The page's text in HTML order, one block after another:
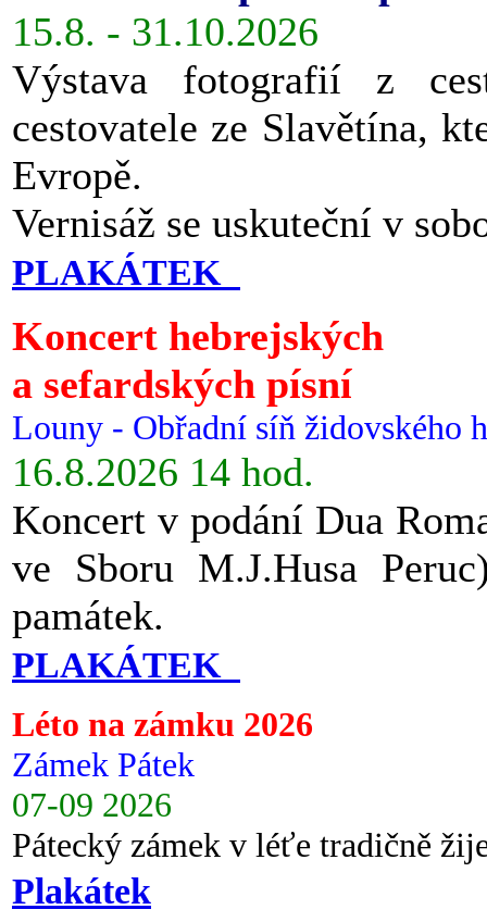
15.8. - 31.10.2026
Výstava fotografií z
cestovatele ze Slavětína,
Evropě.
Vernisáž se uskuteční v
PLAKÁTEK
Koncert hebrejských
a sefardských písní
Louny - Obřadní síň židovského
16.8.2026 14 hod.
Koncert v podání Dua
ve Sboru M.J.Husa
památek.
PLAKÁTEK
Léto na zámku 2026
Zámek Pátek
07-09 2026
Pátecký zámek v léťe tradičně
Plakátek